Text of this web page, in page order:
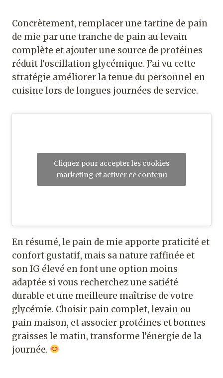
Concrètement, remplacer une tartine de pain
de mie par une tranche de pain au levain
complète et ajouter une source de protéines
réduit l’oscillation glycémique. J’ai vu cette
stratégie améliorer la tenue du personnel en
cuisine lors de longues journées de service.
Cliquez pour accepter les cookies
marketing et activer ce contenu
En résumé, le pain de mie apporte praticité et
confort gustatif, mais sa nature raffinée et
son IG élevé en font une option moins
adaptée si vous recherchez une satiété
durable et une meilleure maîtrise de votre
glycémie. Choisir pain complet, levain ou
pain maison, et associer protéines et bonnes
graisses le matin, transforme l’énergie de la
journée.